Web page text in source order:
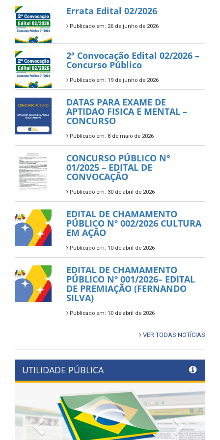
Errata Edital 02/2026
Publicado em: 26 de junho de 2026
2ª Convocação Edital 02/2026 –
Concurso Público
Publicado em: 19 de junho de 2026
DATAS PARA EXAME DE
APTIDAO FISICA E MENTAL –
CONCURSO
Publicado em: 8 de maio de 2026
CONCURSO PÚBLICO N°
01/2025 – EDITAL DE
CONVOCAÇÃO
Publicado em: 30 de abril de 2026
EDITAL DE CHAMAMENTO
PÚBLICO Nº 002/2026 CULTURA
EM AÇÃO
Publicado em: 10 de abril de 2026
EDITAL DE CHAMAMENTO
PÚBLICO Nº 001/2026– EDITAL
DE PREMIAÇÃO (FERNANDO
SILVA)
Publicado em: 10 de abril de 2026
VER TODAS NOTÍCIAS
UTILIDADE PÚBLICA
Previous Next